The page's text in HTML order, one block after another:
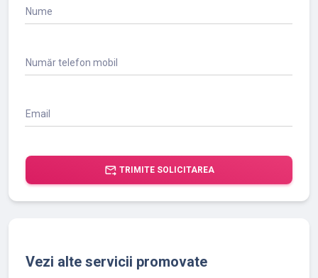
Nume
Număr telefon mobil
Email
forward_to_inbox TRIMITE SOLICITAREA
Vezi alte servicii promovate